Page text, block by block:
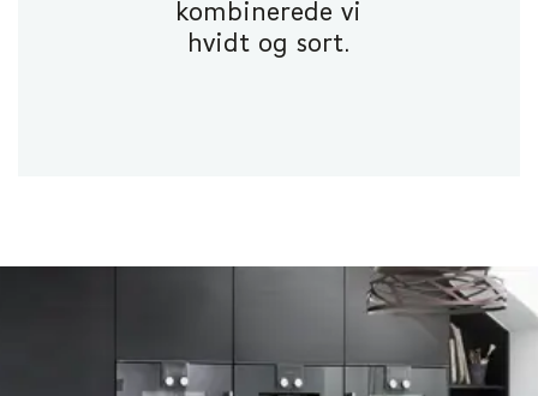
kombinerede vi
hvidt og sort.